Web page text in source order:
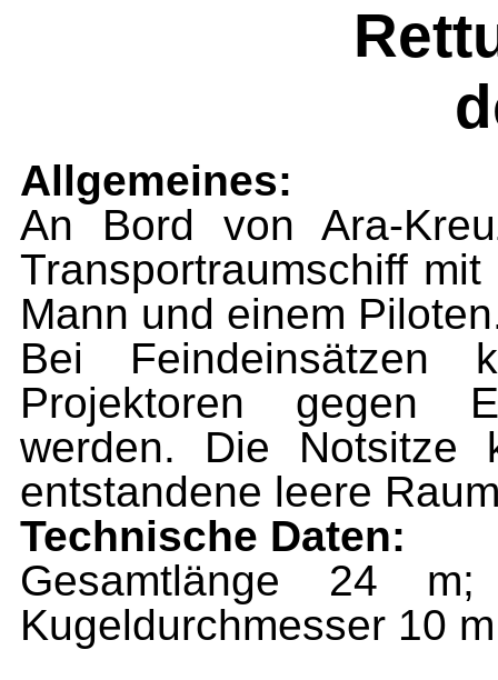
Allgemeines:
An Bord von Ara-
Trans­portraumschiff
Mann und einem
Bei Feindeinsätzen
Projektoren gegen
werden. Die Notsitze
entstandene leere
Technische Daten:
Gesamtlänge 24 m;
Kugeldurch­messer 10